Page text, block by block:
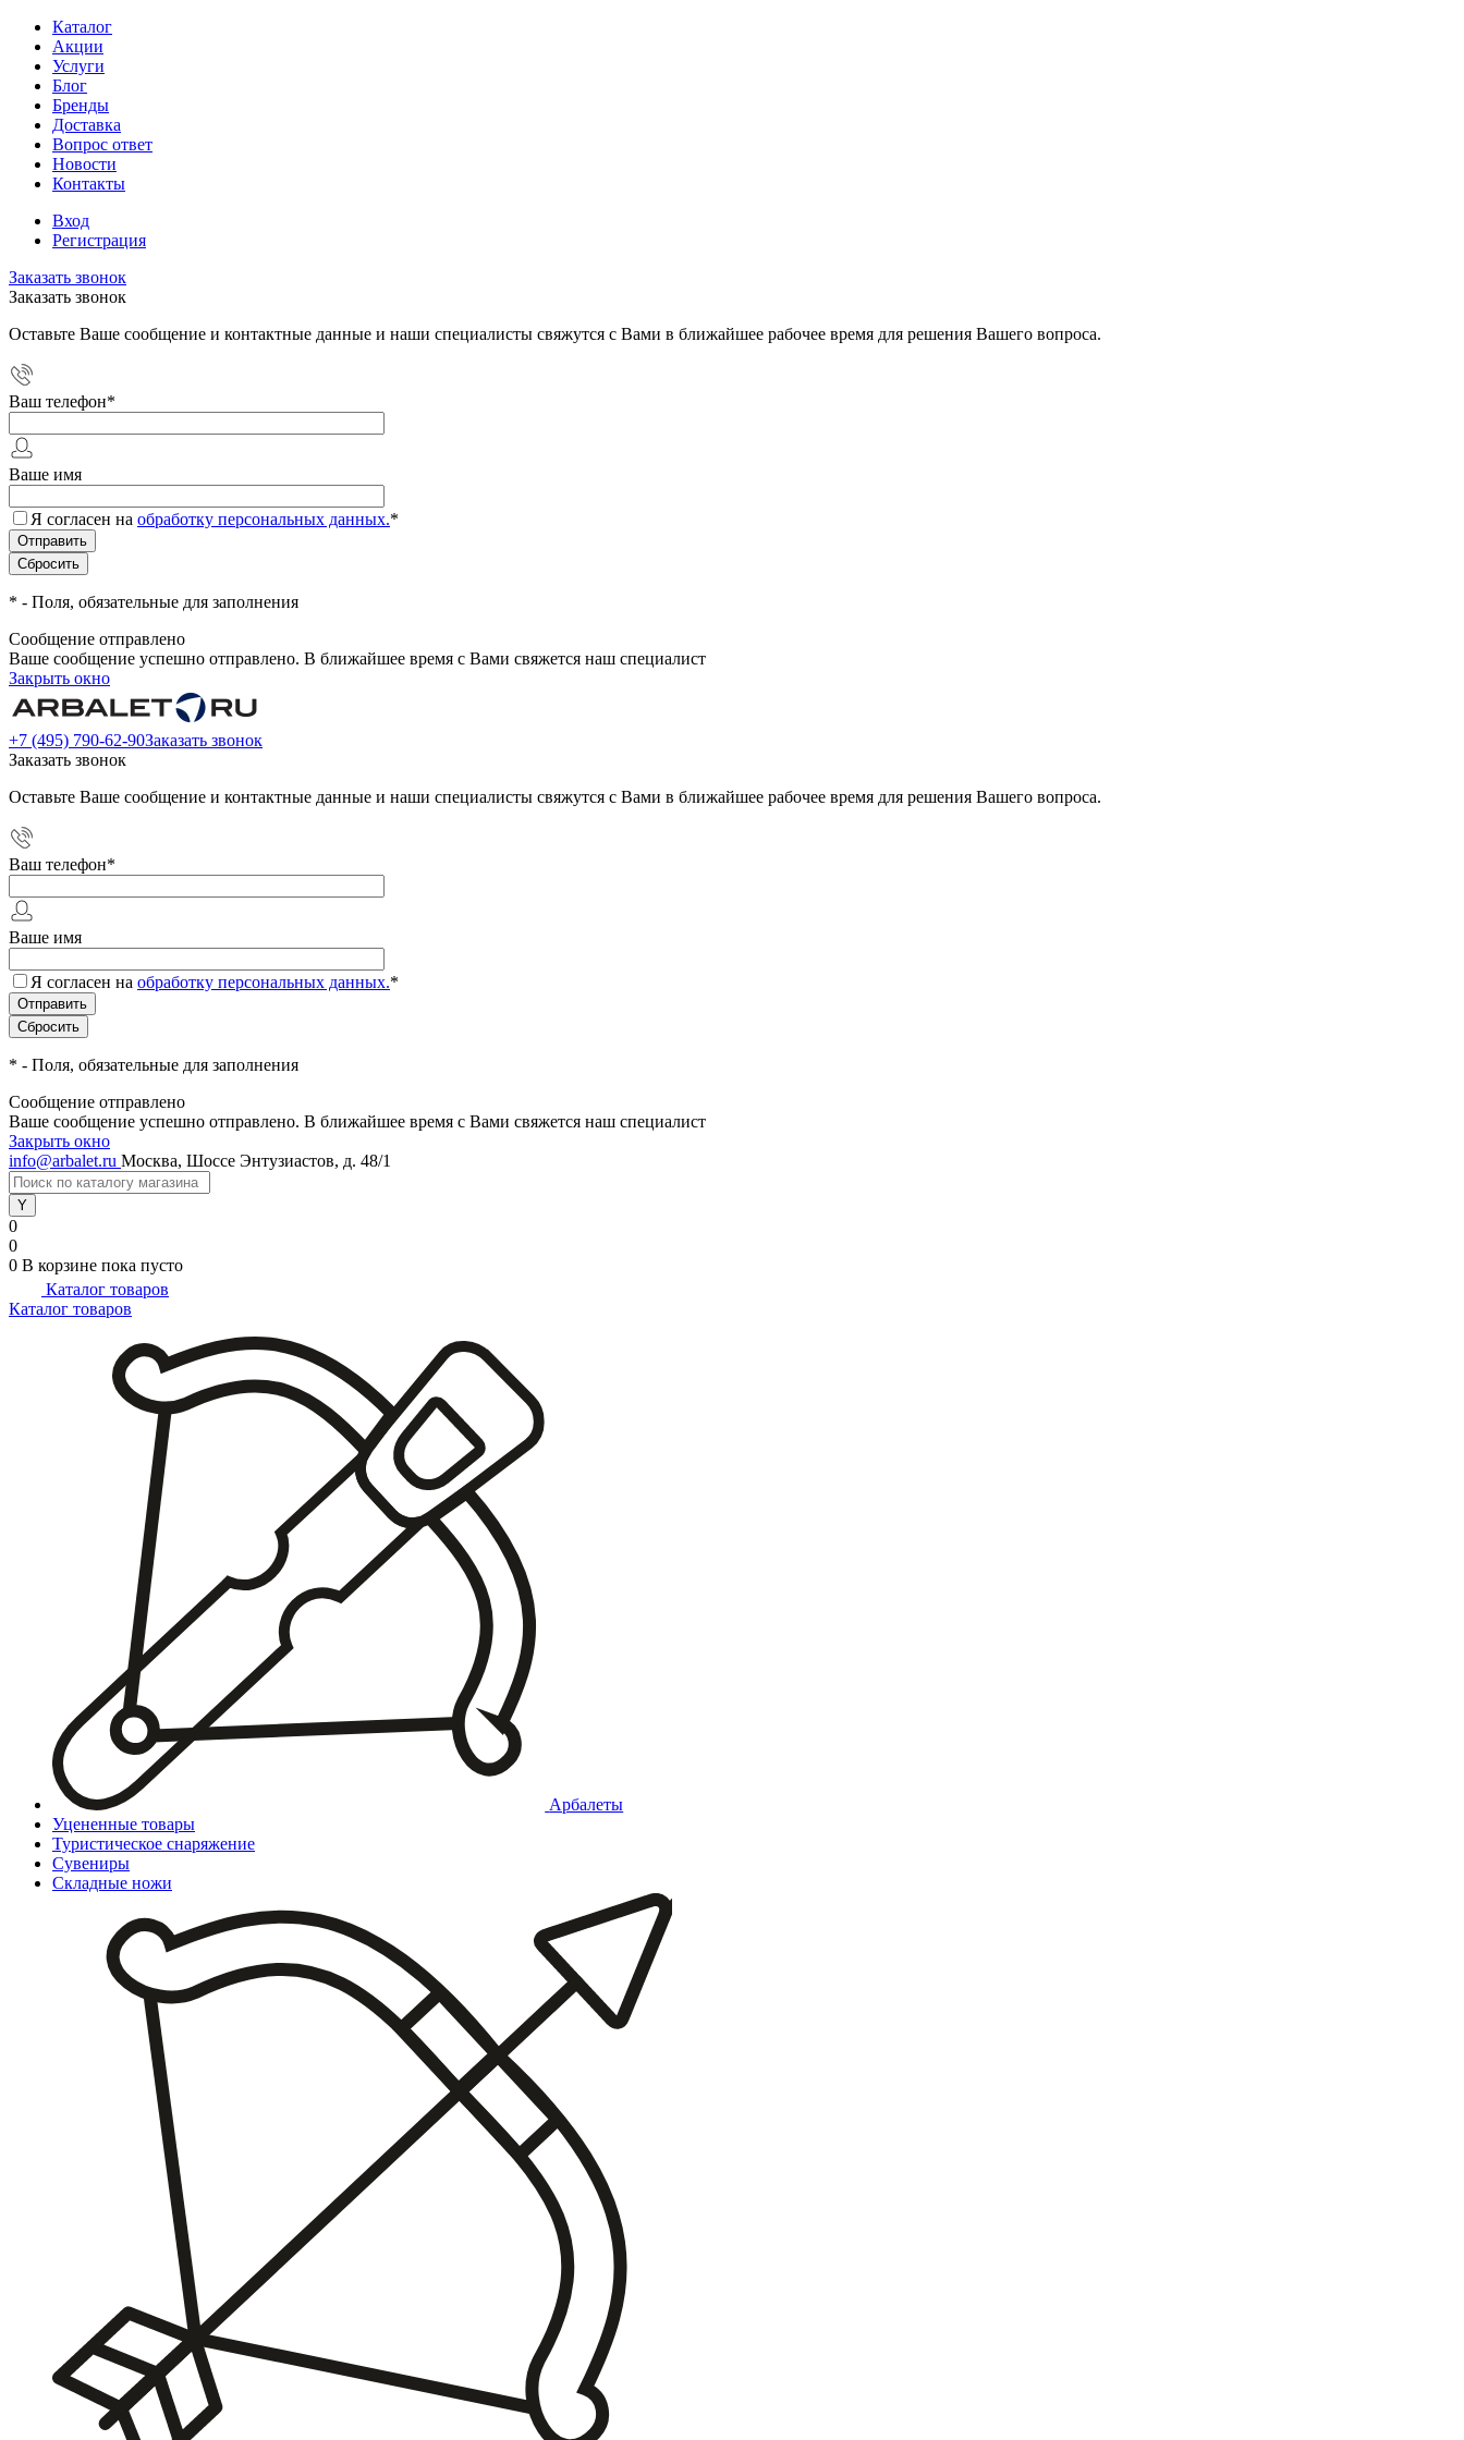
Каталог
Акции
Услуги
Блог
Бренды
Доставка
Вопрос ответ
Новости
Контакты
Вход
Регистрация
Заказать звонок
Заказать звонок
Оставьте Ваше сообщение и контактные данные и наши специалисты свяжутся с Вами в ближайшее рабочее время для решения Вашего вопроса.
Ваш телефон*
Ваше имя
Я согласен на обработку персональных данных.*
* - Поля, обязательные для заполнения
Сообщение отправлено
Ваше сообщение успешно отправлено. В ближайшее время с Вами свяжется наш специалист
Закрыть окно
+7 (495) 790-62-90Заказать звонок
Заказать звонок
Оставьте Ваше сообщение и контактные данные и наши специалисты свяжутся с Вами в ближайшее рабочее время для решения Вашего вопроса.
Ваш телефон*
Ваше имя
Я согласен на обработку персональных данных.*
* - Поля, обязательные для заполнения
Сообщение отправлено
Ваше сообщение успешно отправлено. В ближайшее время с Вами свяжется наш специалист
Закрыть окно
info@arbalet.ru Москва, Шоссе Энтузиастов, д. 48/1
0
0
0 В корзине пока пусто
Каталог товаров
Каталог товаров
Арбалеты
Уцененные товары
Туристическое снаряжение
Сувениры
Складные ножи